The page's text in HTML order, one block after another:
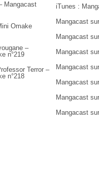
Mangacast
Omake
–
n°219
Terror –
n°218
iTunes :
Mangacast
Mangacast
Mangacast
Mangacast
Mangacast
Mangacast
Mangacast